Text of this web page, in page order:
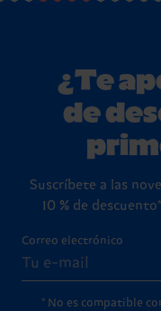
¿Te
de
Suscríbete a las
10 % de
Correo electrónico
* No es compatible